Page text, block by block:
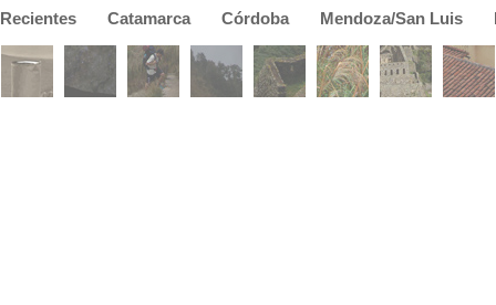
Recientes Catamarca Córdoba Mendoza/San Luis